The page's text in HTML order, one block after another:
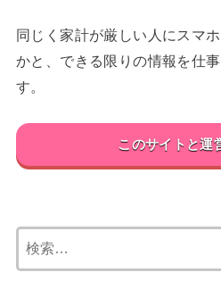
同じく家計が厳しい人にスマ
かと、できる限りの情報を仕
す。
このサイトと運
索: